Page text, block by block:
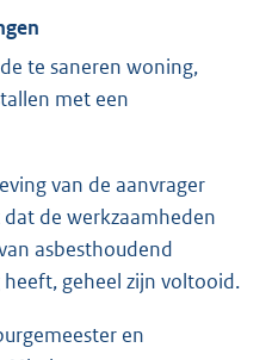
te saneren woning,
met een
van de aanvrager
de werkzaamheden
asbesthoudend
geheel zijn voltooid.
en